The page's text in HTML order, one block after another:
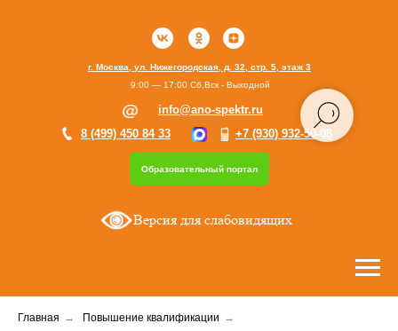
Образовательный портал
г. Москва, ул. Нижегородская, д. 32, стр. 5, этаж 3
+7 (930) 932-50-08
8 (499) 450 84 33
info@ano-spektr.ru
9:00 — 17:00 Сб,Вск - Выходной
Версия для слабовидящих
Главная → Повышение квалификации →